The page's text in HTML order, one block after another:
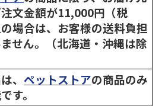
文金額が11,000円（税
場合は、お客様の送料負担
せん。（北海道・沖縄は除
、 ペットストアの商品のみ
す。